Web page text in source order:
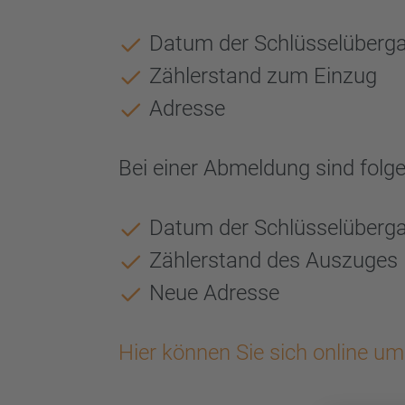
Datum der
Zählerstand zum Einzug
Adresse
Bei einer Abmeldung sind
Datum der
Zählerstand des Auszuges
Neue Adresse
Hier können Sie sich online